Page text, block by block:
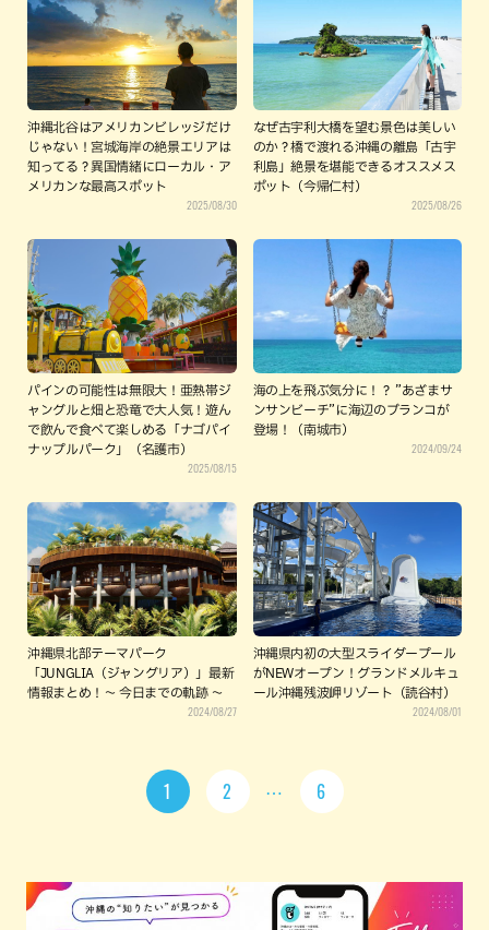
沖縄北谷はアメリカンビレッジだけ
じゃない！宮城海岸の絶景エリアは
知ってる？異国情緒にローカル・ア
メリカンな最高スポット
2025/08/30
なぜ古宇利大橋を望む景色は美しい
のか？橋で渡れる沖縄の離島「古宇
利島」絶景を堪能できるオススメス
ポット（今帰仁村）
2025/08/26
パインの可能性は無限大！亜熱帯ジ
ャングルと畑と恐竜で大人気！遊ん
で飲んで食べて楽しめる「ナゴパイ
ナップルパーク」（名護市）
2025/08/15
海の上を飛ぶ気分に！？ ”あざまサ
ンサンビーチ”に海辺のブランコが
登場！（南城市）
2024/09/24
沖縄県北部テーマパーク
「JUNGLIA（ジャングリア）」最新
情報まとめ！〜 今日までの軌跡 〜
2024/08/27
沖縄県内初の大型スライダープール
がNEWオープン！グランドメルキュ
ール沖縄残波岬リゾート（読谷村）
2024/08/01
1 2 6